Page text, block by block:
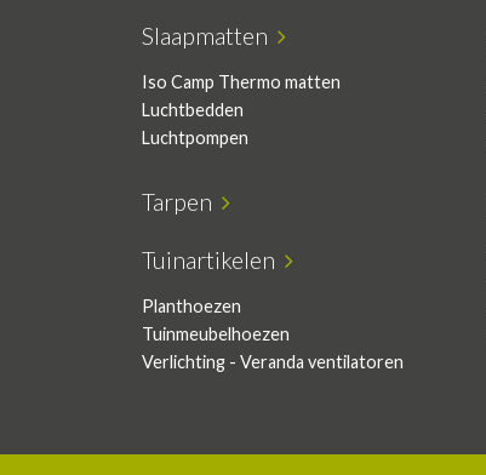
Slaapmatten
Iso Camp Thermo matten
Luchtbedden
Luchtpompen
Tarpen
Tuinartikelen
Planthoezen
Tuinmeubelhoezen
Verlichting - Veranda ventilatoren